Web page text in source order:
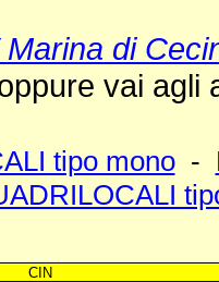
Marina di
vai agli
tipo mono-
CIN